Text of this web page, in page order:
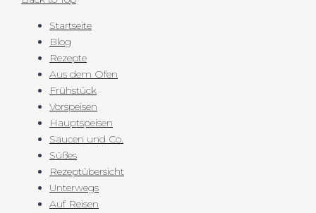
Startseite
Blog
Rezepte
Aus dem Ofen
Frühstück
Vorspeisen
Hauptspeisen
Saucen und Co.
Süßes
Rezeptübersicht
Unterwegs
Auf Reisen